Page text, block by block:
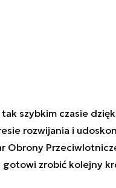
szybkim czasie
rozwijania i
Obrony
gotowi zrobić kolejny